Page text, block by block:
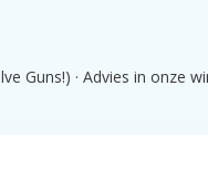
Guns!) · Advies in onze